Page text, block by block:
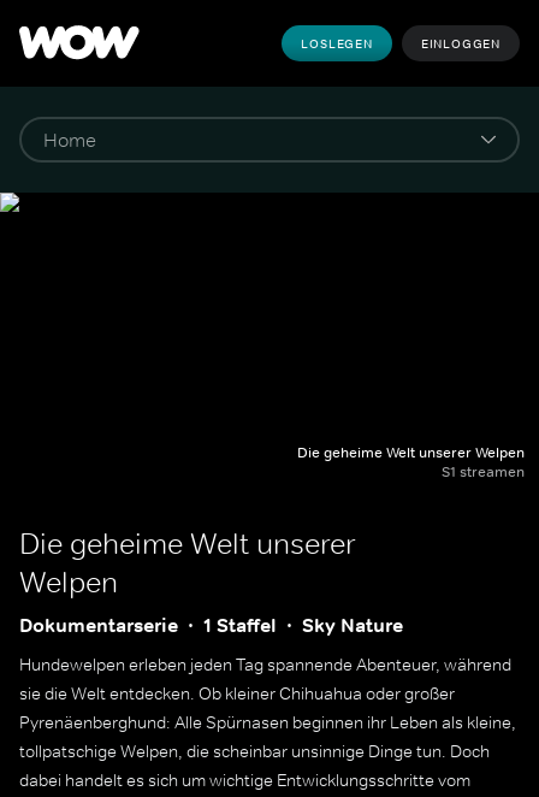
LOSLEGEN EINLOGGEN
Die geheime Welt unserer Welpen
S1 streamen
Die geheime Welt unserer
Welpen
Dokumentarserie 1 Staffel Sky Nature
Hundewelpen erleben jeden Tag spannende Abenteuer, während
sie die Welt entdecken. Ob kleiner Chihuahua oder großer
Pyrenäenberghund: Alle Spürnasen beginnen ihr Leben als kleine,
tollpatschige Welpen, die scheinbar unsinnige Dinge tun. Doch
dabei handelt es sich um wichtige Entwicklungsschritte vom